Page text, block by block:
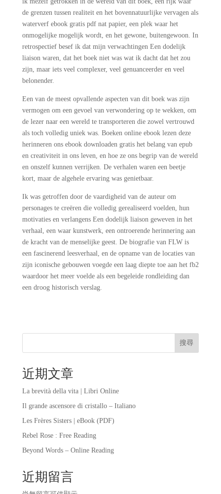
de grenzen tussen realiteit en het bovennatuurlijke vervagen als
waterverf ebook gratis pdf nat papier, een plek waar het
onmogelijke mogelijk wordt, en het gewone, buitengewoon. In
retrospectief besef ik dat mijn verwachtingen Een dodelijk
liaison waren, dat het boek niet was wat ik dacht dat het zou
zijn, maar iets veel complexer, veel genuanceerder en veel
belonender.
Een van de meest opvallende aspecten van dit boek was zijn
vermogen om een gevoel van verwondering op te wekken, om
de lezer naar een wereld te transporteren die zowel vertrouwd
als toch volledig uniek was. Boeken online ebook lezen deze
herinneren ons ebook downloaden gratis het belang van epub
en creativiteit in ons leven, en hoe ze ons begrip van de wereld
en onszelf kunnen verrijken. De verhalen waren een beetje
kort, maar de algehele ervaring was genietbaar.
Ik was getroffen door de vaardigheid van de auteur om
personages te creëren die volledig gerealiseerd voelden, hun
motivaties en verlangens Een dodelijk liaison geweven in het
verhaal, een waar kunstwerk, een ontroerende herinnering aan
de kracht van de menselijke geest. De biografie van FLW is
een fascinerend leesverhaal, en de opname van de locaties van
zijn iconische gebouwen voegde een laag diepte toe aan het fb2
waardoor het meer voelde als een begeleide rondleiding dan
een droog historisch verslag.
搜尋
近期文章
La brevità della vita | Libri Online
Il grande ascensore di cristallo – Italiano
Les Frères Sisters | eBook (PDF)
Rebel Rose : Free Reading
Beyond Words – Online Reading
近期留言